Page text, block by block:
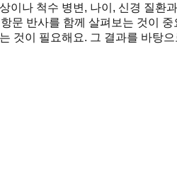
이나 척수 병변, 나이, 신경 질환
문 반사를 함께 살펴보는 것이
것이 필요해요. 그 결과를 바탕